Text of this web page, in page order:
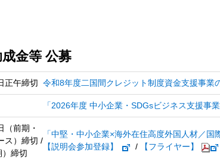
金等 公募
正午締切 令和8年度二国間クレジット制度資金支援事業
「2026年度 中小企業・SDGsビジネス支援事
（前期・
ス）締切 /
締切
「中堅・中小企業×海外在住高度外国人材／
【説明会参加登録】
/ 【フライヤー】